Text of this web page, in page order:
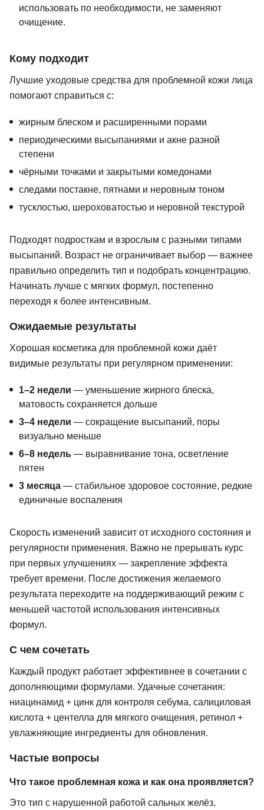
использовать по необходимости, не заменяют
очищение.
Кому подходит
Лучшие уходовые средства для проблемной кожи лица
помогают справиться с:
жирным блеском и расширенными порами
периодическими высыпаниями и акне разной
степени
чёрными точками и закрытыми комедонами
следами постакне, пятнами и неровным тоном
тусклостью, шероховатостью и неровной текстурой
Подходят подросткам и взрослым с разными типами
высыпаний. Возраст не ограничивает выбор — важнее
правильно определить тип и подобрать концентрацию.
Начинать лучше с мягких формул, постепенно
переходя к более интенсивным.
Ожидаемые результаты
Хорошая косметика для проблемной кожи даёт
видимые результаты при регулярном применении:
1–2 недели — уменьшение жирного блеска,
матовость сохраняется дольше
3–4 недели — сокращение высыпаний, поры
визуально меньше
6–8 недель — выравнивание тона, осветление
пятен
3 месяца — стабильное здоровое состояние, редкие
единичные воспаления
Скорость изменений зависит от исходного состояния и
регулярности применения. Важно не прерывать курс
при первых улучшениях — закрепление эффекта
требует времени. После достижения желаемого
результата переходите на поддерживающий режим с
меньшей частотой использования интенсивных
формул.
С чем сочетать
Каждый продукт работает эффективнее в сочетании с
дополняющими формулами. Удачные сочетания:
ниацинамид + цинк для контроля себума, салициловая
кислота + центелла для мягкого очищения, ретинол +
увлажняющие ингредиенты для обновления.
Частые вопросы
Что такое проблемная кожа и как она проявляется?
Это тип с нарушенной работой сальных желёз,